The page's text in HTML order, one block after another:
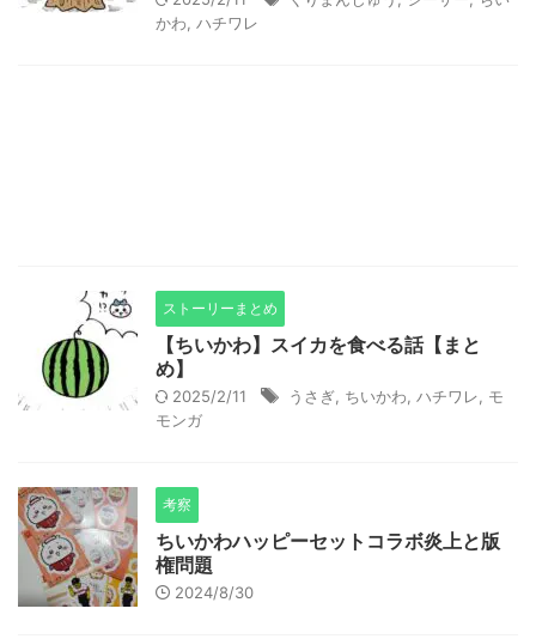
かわ ハチワレ
ストーリーまとめ
【ちいかわ】スイカを食べる話【まと
め】
2025/2/11 うさぎ ちいかわ ハチワレ
モ
モンガ
考察
ちいかわハッピーセットコラボ炎上と版
権問題
2024/8/30